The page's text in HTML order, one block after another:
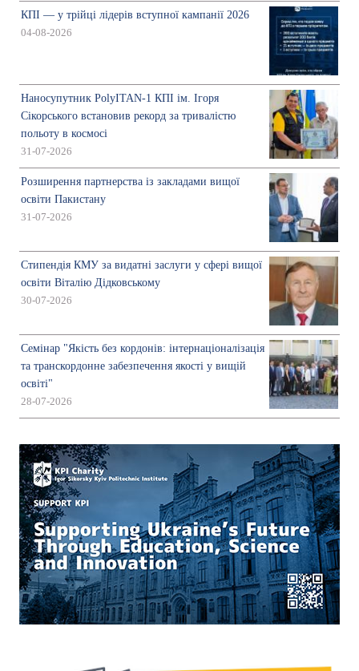
КПІ — у трійці лідерів вступної кампанії 2026
04-08-2026
Наносупутник PolyITAN-1 КПІ ім. Ігоря
Сікорського встановив рекорд за тривалістю
польоту в космосі
31-07-2026
Розширення партнерства із закладами вищої
освіти Пакистану
31-07-2026
Стипендія КМУ за видатні заслуги у сфері вищої
освіти Віталію Дідковському
30-07-2026
Семінар "Якість без кордонів: інтернаціоналізація
та транскордонне забезпечення якості у вищій
освіті"
28-07-2026